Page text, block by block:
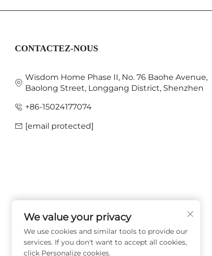
CONTACTEZ-NOUS
Wisdom Home Phase II, No. 76 Baohe Avenue,
Baolong Street, Longgang District, Shenzhen
+86-15024177074
[email protected]
SUIVEZ-NOUS
We value your privacy
We use cookies and similar tools to provide our
services. If you don't want to accept all cookies,
click Personalize cookies.